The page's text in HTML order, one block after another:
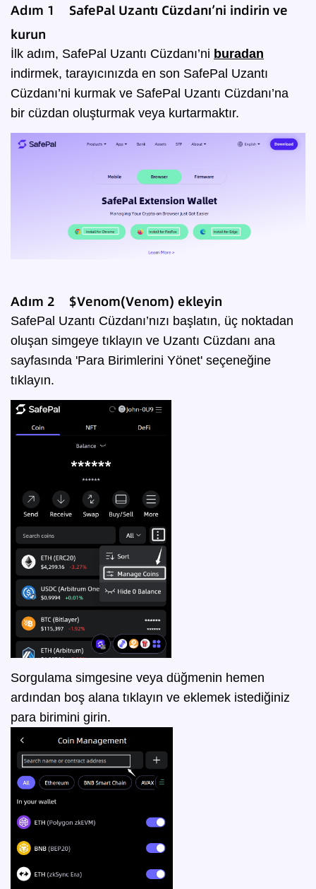
Adım 1 SafePal Uzantı Cüzdanı’ni indirin ve
kurun
İlk adım, SafePal Uzantı Cüzdanı’ni buradan
indirmek, tarayıcınızda en son SafePal Uzantı
Cüzdanı’ni kurmak ve SafePal Uzantı Cüzdanı’na
bir cüzdan oluşturmak veya kurtarmaktır.
Adım 2 $Venom(Venom) ekleyin
SafePal Uzantı Cüzdanı’nızı başlatın, üç noktadan
oluşan simgeye tıklayın ve Uzantı Cüzdanı ana
sayfasında 'Para Birimlerini Yönet' seçeneğine
tıklayın.
Sorgulama simgesine veya düğmenin hemen
ardından boş alana tıklayın ve eklemek istediğiniz
para birimini girin.